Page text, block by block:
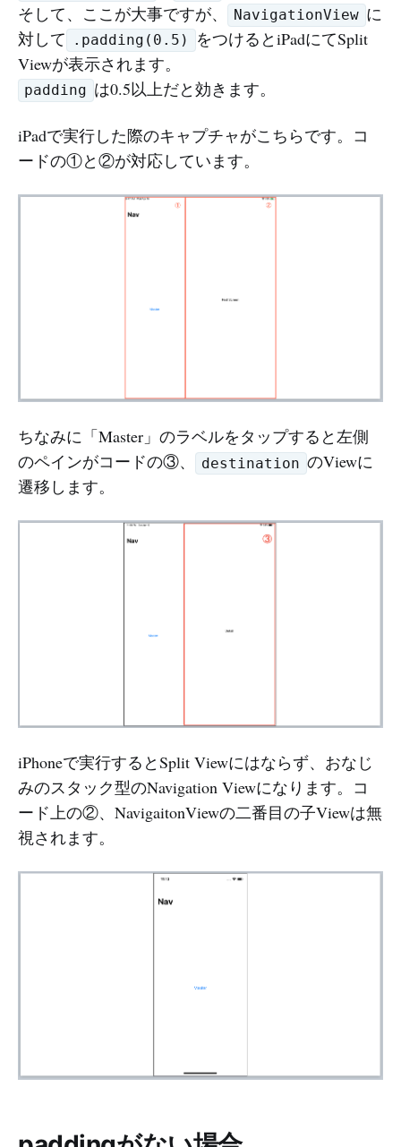
そして、ここが大事ですが、
NavigationView に
対して
.padding(0.5)
をつけるとiPadにてSplit
Viewが表示されます。
padding は0.5以上だと効きます。
iPadで実行した際のキャプチャがこちらです。コ
ードの①と②が対応しています。
ちなみに「Master」のラベルをタップすると左側
のペインがコードの③、
destination のViewに
遷移します。
iPhoneで実行するとSplit Viewにはならず、おなじ
みのスタック型のNavigation Viewになります。コ
ード上の②、NavigaitonViewの二番目の子Viewは無
視されます。